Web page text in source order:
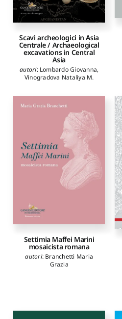
Scavi archeologici in Asia
Centrale / Archaeological
excavations in Central
Asia
autori: Lombardo Giovanna,
Vinogradova Nataliya M.
Settimia Maffei Marini
mosaicista romana
autori: Branchetti Maria
Grazia